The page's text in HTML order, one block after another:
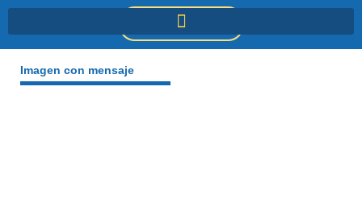
DONACIONES
Imagen con mensaje